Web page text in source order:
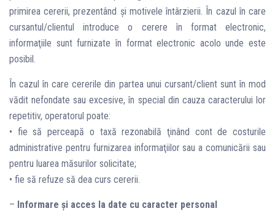
primirea cererii, prezentând şi motivele întârzierii. În cazul în care
cursantul/clientul introduce o cerere în format electronic,
informaţiile sunt furnizate în format electronic acolo unde este
posibil.
În cazul în care cererile din partea unui cursant/client sunt în mod
vădit nefondate sau excesive, în special din cauza caracterului lor
repetitiv, operatorul poate:
• fie să perceapă o taxă rezonabilă ţinând cont de costurile
administrative pentru furnizarea informaţiilor sau a comunicării sau
pentru luarea măsurilor solicitate;
• fie să refuze să dea curs cererii.
– Informare şi acces la date cu caracter personal